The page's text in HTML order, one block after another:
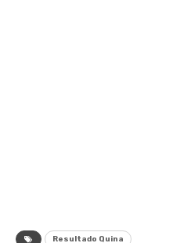
Resultado Quina